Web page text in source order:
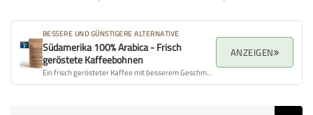
BESSERE UND GÜNSTIGERE ALTERNATIVE
Südamerika 100% Arabica - Frisch
geröstete Kaffeebohnen
Ein frisch gerösteter Kaffee mit besserem Geschmacksprofil, Aroma und Gesamtqualität.
ANZEIGEN